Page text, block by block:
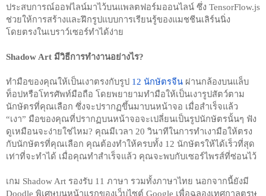
ประสบการณ์ออฟไลน์มาไว้บนแพลตฟอร์มออนไลน์ ซึ่ง TensorFlow.js
ช่วยให้การสร้างและฝึกรูปแบบการเรียนรู้ของแมชชีนเลิร์นนิ่ง
โดยตรงในเบราว์เซอร์ทำได้ง่าย
Shadow Art มีวิธีการทำงานอย่างไร?
ทำมือของคุณให้เป็นเงาตรงกับรูป 12 นักษัตรจีน ผ่านกล้องบนแล็บ
ท็อปหรือโทรศัพท์มือถือ โดยพยายามทำมือให้เป็นเงารูปสัตว์ตาม
นักษัตรที่คุณเลือก ซึ่งจะปรากฏขึ้นมาบนหน้าจอ เมื่อสำเร็จแล้ว
“เงา” มือของคุณที่ปรากฏบนหน้าจอจะเปลี่ยนเป็นรูปนักษัตรนั้นๆ ฟัง
ดูเหมือนจะง่ายใช่ไหม? คุณมีเวลา 20 วินาทีในการทำเงามือให้ตรง
กับนักษัตรที่คุณเลือก คุณต้องทำให้ครบทั้ง 12 นักษัตรให้ได้เร็วที่สุด
เท่าที่จะทำได้ เมื่อคุณทำสำเร็จแล้ว คุณจะพบกับเซอร์ไพรส์ที่ซ่อนไว้
เกม Shadow Art รองรับ 11 ภาษา รวมทั้งภาษาไทย นอกจากนี้ยังมี
Doodle พิเศษบนหน้าแรกของเว็บไซต์ Google เพื่อฉลองเทศกาลตรุษ